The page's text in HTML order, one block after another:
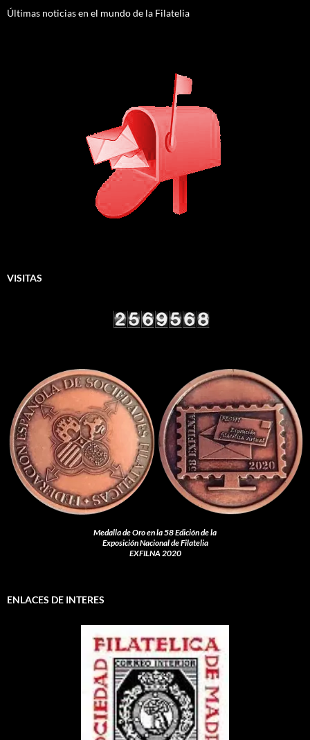
Últimas noticias en el mundo de la Filatelia
VISITAS
Medalla de Oro en la 58 Edición de la
Exposición Nacional de Filatelia
EXFILNA 2020
ENLACES DE INTERES